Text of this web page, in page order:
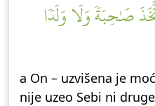
صَٰحِبَةٗ وَلَا وَلَدٗا
a On – uzvišena je
nije uzeo Sebi ni